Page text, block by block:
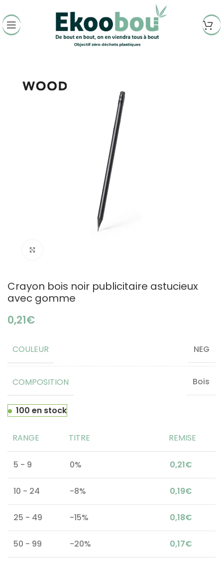
Crayon bois noir publicitaire astucieux
avec gomme
€
COULEUR NEG
COMPOSITION Bois
100 en stock
RANGE TITRE REMISE
5 - 9 0% 0,21€
10 - 24 -8% 0,19€
25 - 49 -15% 0,18€
50 - 99 -20% 0,17€